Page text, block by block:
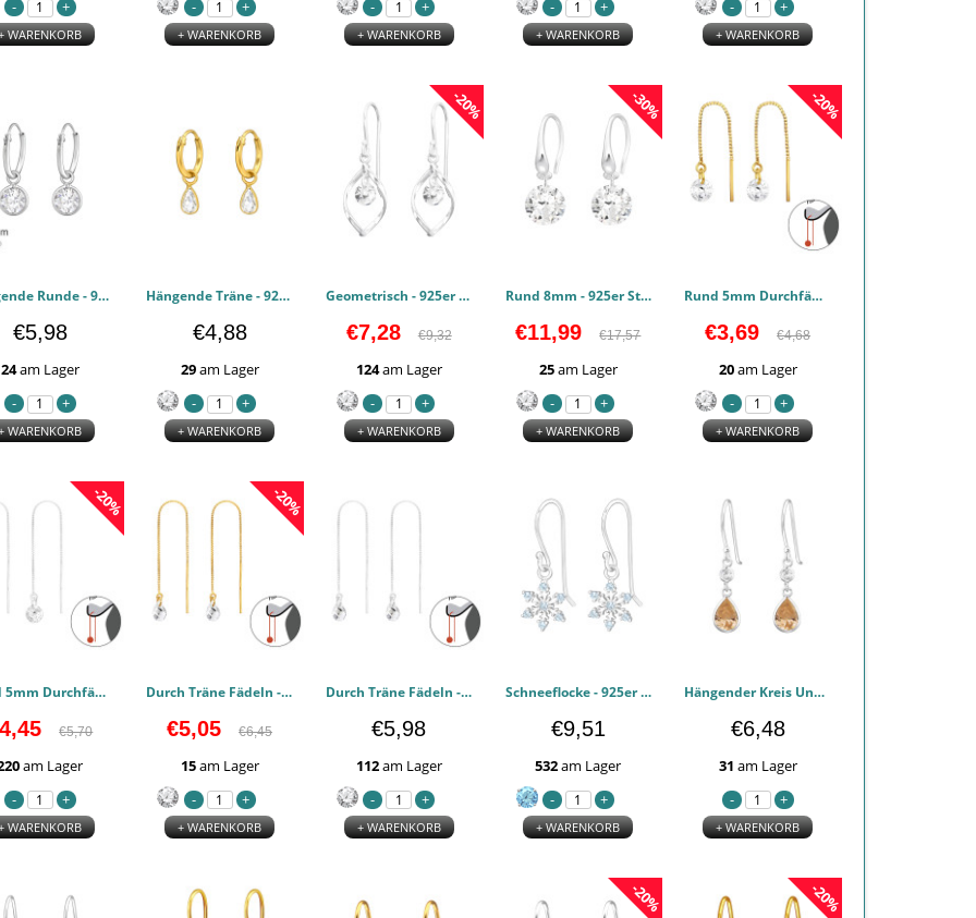
WARENKORB + WARENKORB + WARENKORB + WARENKORB + WARENKORB
Hängende Runde - 925er Sterling Silber Ohrreif PCJW47171
€5,98
24am Lager
WARENKORB
Hängende Träne - 925er Sterling Silber Ohrreif PCJW47023
€4,88
29am Lager
+ WARENKORB
-20%
Geometrisch - 925er Sterling Silber Zirkonia Ohrringe PCJW45978
€7,28 €9,32
124am Lager
+ WARENKORB
-30%
Rund 8mm - 925er Sterling Silber Zirkonia Ohrringe PCJW45811
€11,99 €17,57
25am Lager
+ WARENKORB
-20%
Rund 5mm Durchfädeln - 925er Sterling Silber Zirkonia Ohrringe PCJW45740
€3,69 €4,68
20am Lager
+ WARENKORB
-20%
Rund 5mm Durchfädeln - 925er Sterling Silber Zirkonia Ohrringe PCJW45735
€5,70
am Lager
WARENKORB
-20%
Durch Träne Fädeln - 925er Sterling Silber Zirkonia Ohrringe PCJW45734
€5,05 €6,45
15am Lager
+ WARENKORB
Durch Träne Fädeln - 925er Sterling Silber Zirkonia Ohrringe PCJW45733
€5,98
112am Lager
+ WARENKORB
Schneeflocke - 925er Sterling Silber Zirkonia Ohrringe PCJW45613
€9,51
532am Lager
+ WARENKORB
Hängender Kreis Und Teardrop - 925er Sterling Silber Zirkonia Ohrringe PCJW45217
€6,48
31 am Lager
+ WARENKORB
-20% -20%